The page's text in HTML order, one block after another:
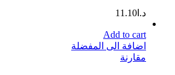
د.ا 11.10
Add to cart
اضافة الى المفضلة
مقارنة